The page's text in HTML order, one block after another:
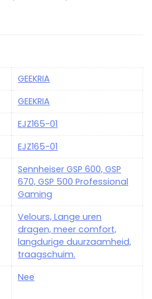
‎GEEKRIA
‎GEEKRIA
‎EJZ165-01
‎EJZ165-01
‎Sennheiser GSP 600, GSP
670, GSP 500 Professional
Gaming
‎Velours, Lange uren
dragen, meer comfort,
langdurige duurzaamheid,
traagschuim.
‎Nee